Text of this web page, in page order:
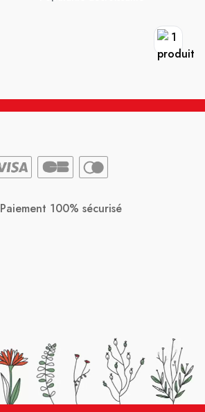
Paiement 100% sécurisé